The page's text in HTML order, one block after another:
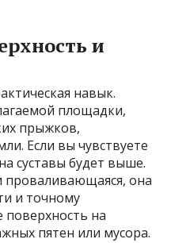
и
навык.
площадки,
прыжков,
Если вы чувствуете
суставы будет выше.
проваливающаяся, она
и точному
на
пятен или мусора.